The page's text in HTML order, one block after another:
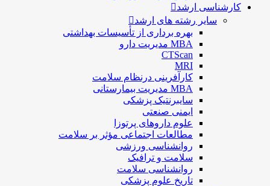
کارشناسی ارشد
سایر رشته های ارشد
بهره برداری از تأسیسات بهداشتی
MBA مدیریت دارو
CTScan
MRI
کارآفرینی درنظام سلامت
MBA مدیریت بیمارستانی
سایبرنتیک پزشکی
ایمنی صنعتی
علوم داروهای پرتوزا
مطالعات اجتماعی مؤثر بر سلامت
روانشناسی ورزشی
سلامت و ترافیک
روانشناسی سلامت
تاریخ علوم پزشکی